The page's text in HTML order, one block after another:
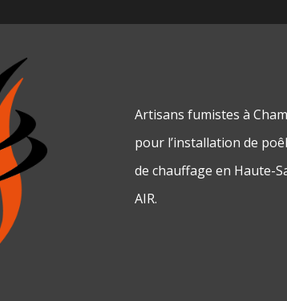
Artisans fumistes à
pour l’installation de
de chauffage en Haute-
AIR.